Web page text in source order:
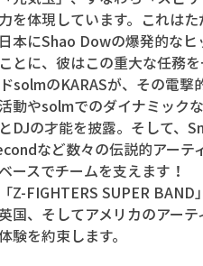
を体現しています。これは
本にShao Dowの爆発的なヒ
とに、彼はこの重大な任務
solmのKARASが、その電撃
動やsolmでのダイナミック
DJの才能を披露。そして
など数々の伝説的アーテ
ースでチームを支えます！
Z-FIGHTERS SUPER BAND
国、そしてアメリカのアー
験を約束します。